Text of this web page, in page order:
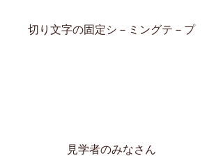
切り文字の固定シ－ミングテ－プ
見学者のみなさん